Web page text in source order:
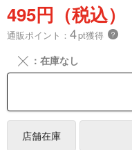
495円（税込）
通販ポイント： 4pt獲得 ？
╳ ：在庫なし
店舗在庫